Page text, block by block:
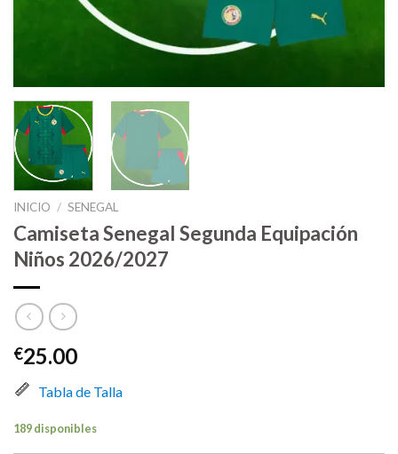
INICIO / SENEGAL
Camiseta Senegal Segunda Equipación
Niños 2026/2027
€25.00
Tabla de Talla
189 disponibles